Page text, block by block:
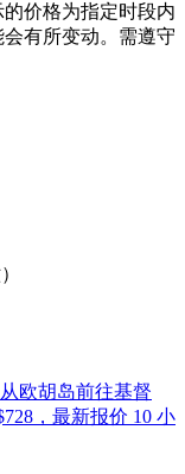
价格为指定时段内
有所变动。需遵守
欧胡岛前往基督
，最新报价 10 小